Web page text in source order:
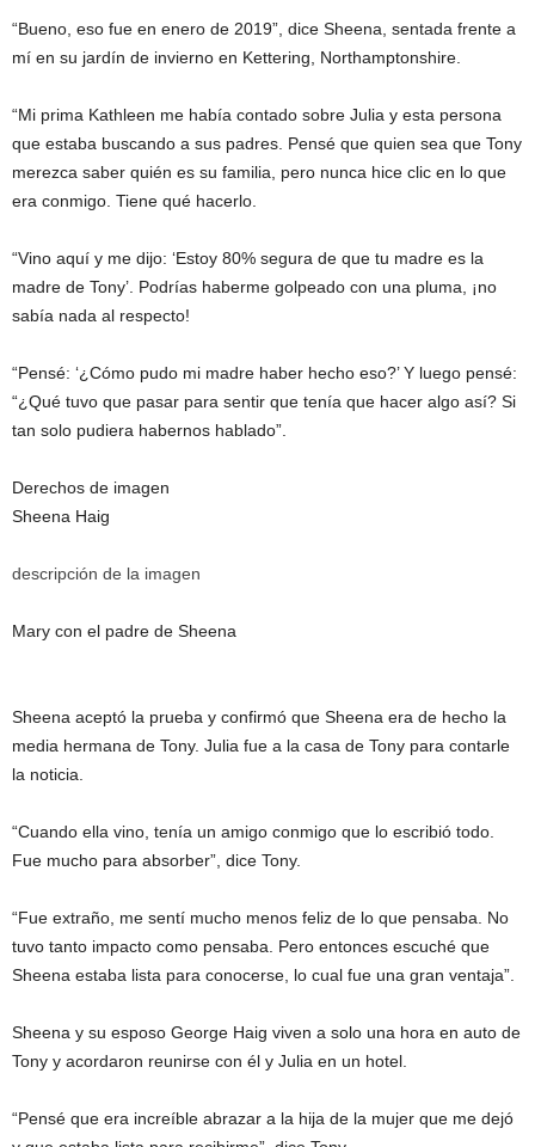
“Bueno, eso fue en enero de 2019”, dice Sheena, sentada frente a
mí en su jardín de invierno en Kettering, Northamptonshire.
“Mi prima Kathleen me había contado sobre Julia y esta persona
que estaba buscando a sus padres. Pensé que quien sea que Tony
merezca saber quién es su familia, pero nunca hice clic en lo que
era conmigo. Tiene qué hacerlo.
“Vino aquí y me dijo: ‘Estoy 80% segura de que tu madre es la
madre de Tony’. Podrías haberme golpeado con una pluma, ¡no
sabía nada al respecto!
“Pensé: ‘¿Cómo pudo mi madre haber hecho eso?’ Y luego pensé:
“¿Qué tuvo que pasar para sentir que tenía que hacer algo así? Si
tan solo pudiera habernos hablado”.
Derechos de imagen
Sheena Haig
descripción de la imagen
Mary con el padre de Sheena
Sheena aceptó la prueba y confirmó que Sheena era de hecho la
media hermana de Tony. Julia fue a la casa de Tony para contarle
la noticia.
“Cuando ella vino, tenía un amigo conmigo que lo escribió todo.
Fue mucho para absorber”, dice Tony.
“Fue extraño, me sentí mucho menos feliz de lo que pensaba. No
tuvo tanto impacto como pensaba. Pero entonces escuché que
Sheena estaba lista para conocerse, lo cual fue una gran ventaja”.
Sheena y su esposo George Haig viven a solo una hora en auto de
Tony y acordaron reunirse con él y Julia en un hotel.
“Pensé que era increíble abrazar a la hija de la mujer que me dejó